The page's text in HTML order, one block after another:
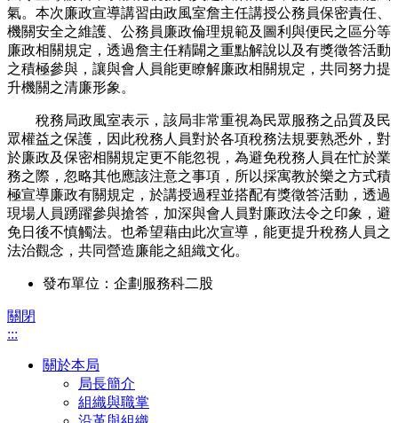
氣。本次廉政宣導講習由政風室詹主任講授公務員保密責任、
機關安全之維護、公務員廉政倫理規範及圖利與便民之區分等
廉政相關規定，透過詹主任精闢之重點解說以及有獎徵答活動
之積極參與，讓與會人員能更瞭解廉政相關規定，共同努力提
升機關之清廉形象。
稅務局政風室表示，該局非常重視為民眾服務之品質及民
眾權益之保護，因此稅務人員對於各項稅務法規要熟悉外，對
於廉政及保密相關規定更不能忽視，為避免稅務人員在忙於業
務之際，忽略其他應該注意之事項，所以採寓教於樂之方式積
極宣導廉政有關規定，於講授過程並搭配有獎徵答活動，透過
現場人員踴躍參與搶答，加深與會人員對廉政法令之印象，避
免日後不慎觸法。也希望藉由此次宣導，能更提升稅務人員之
法治觀念，共同營造廉能之組織文化。
發布單位：企劃服務科二股
關閉
:::
關於本局
局長簡介
組織與職掌